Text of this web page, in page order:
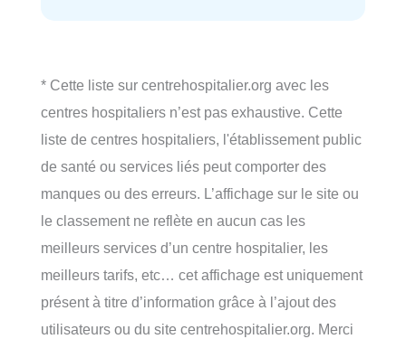
* Cette liste sur centrehospitalier.org avec les
centres hospitaliers n’est pas exhaustive. Cette
liste de centres hospitaliers, l'établissement public
de santé ou services liés peut comporter des
manques ou des erreurs. L’affichage sur le site ou
le classement ne reflète en aucun cas les
meilleurs services d’un centre hospitalier, les
meilleurs tarifs, etc… cet affichage est uniquement
présent à titre d’information grâce à l’ajout des
utilisateurs ou du site centrehospitalier.org. Merci